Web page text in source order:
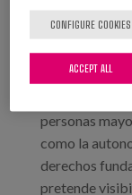
reducir el
Nuestra
investigadora
personas
como la
derechos
pretende
CONFIGURE COOKIES
ACCEPT ALL